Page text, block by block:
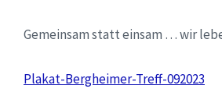
Gemeinsam statt einsam … wir
Plakat-Bergheimer-Treff-092023